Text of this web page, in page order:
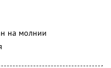
на молнии